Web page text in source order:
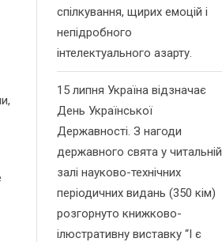
спілкування, щирих емоцій і
непідробного
інтелектуального азарту.
15 липня Україна відзначає
День Української
Державності. З нагоди
державного свята у читальній
залі науково-технічних
періодичних видань (350 кім)
розгорнуто книжково-
ілюстративну виставку “І є